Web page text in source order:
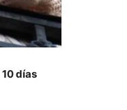
días